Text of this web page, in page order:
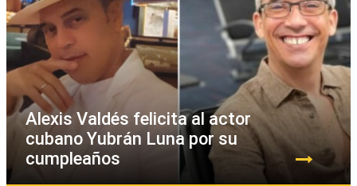
Alexis Valdés felicita al actor
cubano Yubrán Luna por su
cumpleaños